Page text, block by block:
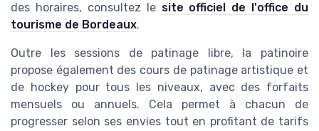
des horaires, consultez le site officiel de l'office du
tourisme de Bordeaux.
Outre les sessions de patinage libre, la patinoire
propose également des cours de patinage artistique et
de hockey pour tous les niveaux, avec des forfaits
mensuels ou annuels. Cela permet à chacun de
progresser selon ses envies tout en profitant de tarifs